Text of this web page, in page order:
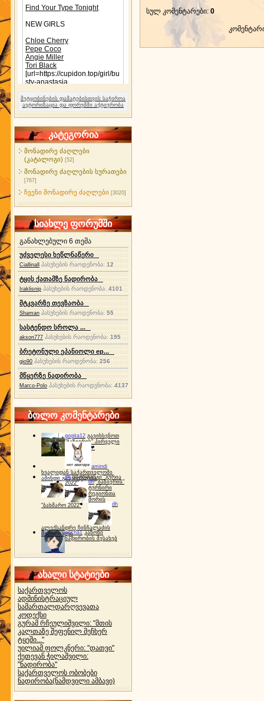
შეტყობინების დამატებისთვის საჭიროა
ავტორიზაცია და ფორუმში აქტიურობა
კატეგორია
მონადირე ძაღლები
(კატალოგი) [52]
მონადირე ძაღლების სურათები
[767]
ჩვენი მონადირე ძაღლები [3020]
სიახლე ფორუმში
განახლებული 6 თემა
უძველესი ხეწლნაწერი
Ciallinall პასუხების რაოდენობა:12
ტყის ქათამზე ნადირობა
Iraklisnip პასუხების რაოდენობა: 4101
მტკვარზე თევზაობა
Shaman პასუხების რაოდენობა:55
სასტენდო სროლა ...
akson777 პასუხების რაოდენობა:195
ბრეტონული ეპანიოლი ep...
gio90 პასუხების რაოდენობა:256
მწყერზე ნადირობა
Marco-Polo პასუხების რაოდენობა:4137
ბოლო კომენტარები
gogita12 გავიხსენოთ
"ბაზიერის" პირველი
ტურნირი ❤
amindi
ხვალიდან საქართველოში
ამინდი გაუარესდება
dh სპორტინგი "გურია
2022"
dh "ბაზიერის"
ტურნირი
რეგიონთა
შორის
"ბახმარო 2022"
dh
ალექსანდრე ჩინჩალაძის
მემორიალიgocha1 კანონი
ნადირობის შესახებ
ახალი სტატიები
საქართველოს
ადმინისტრაციულ
სამართალდარღვევათა
კოდექსი
გურამ რჩეულიშვილი: "მთის
კალთაზე შეფენილ მეჩხერ
ტყეში..."
უილიამ ფოლკნერი: "დათვი"
ქეთევან ჭილაშვილი:
"ნადირობა"
საქართველოს ობობები
ნადირობა(ნამდვილი ამბავი)
სულ კომენტარები: 0